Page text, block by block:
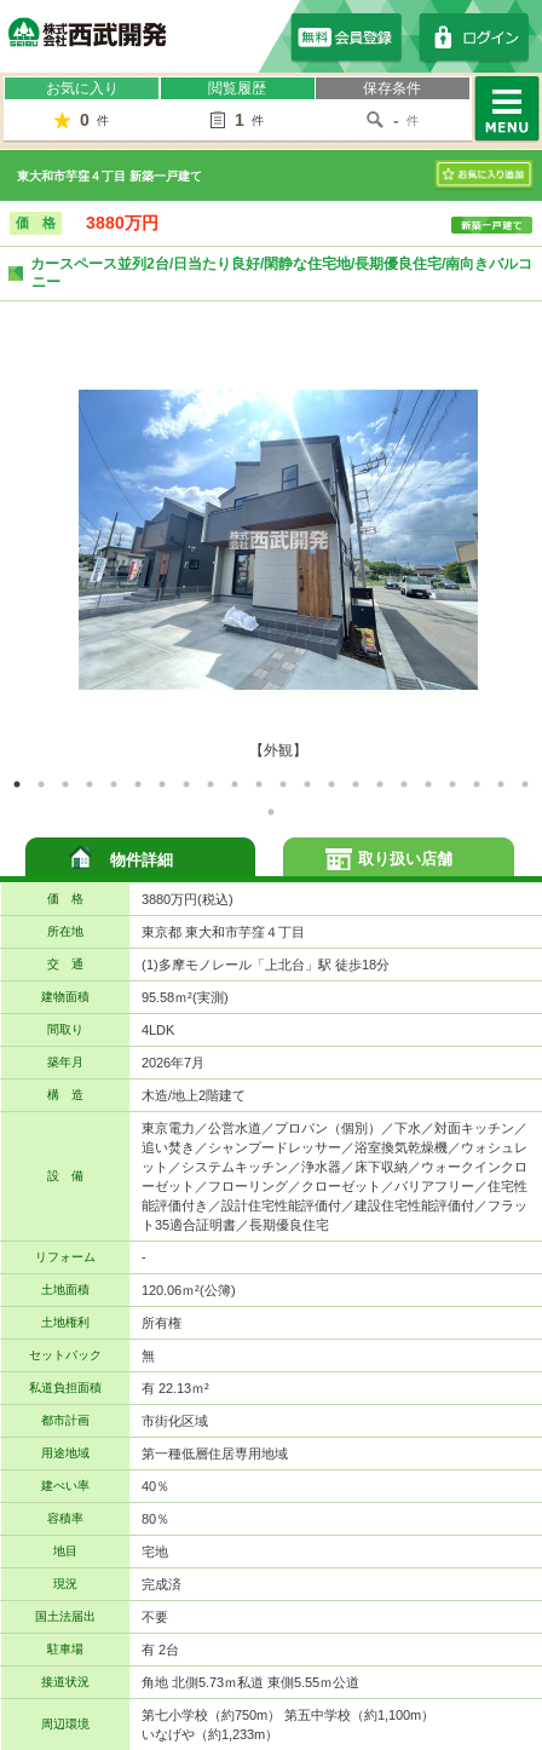
お気に入り
0 件
閲覧履歴
1 件
保存条件
- 件
MENU
東大和市芋窪４丁目 新築一戸建て
お気に入り
価 格 3880万円
カースペース並列2台/日当たり良好/閑静な住宅地/長期優良住宅/南向きバルコ
ニー
【外観】
物件詳細
価 格 3880万円(税込)
所在地 東京都 東大和市芋窪４丁目
交 通 (1)多摩モノレール「上北台」駅 徒歩18分
建物面積 95.58ｍ²(実測)
間取り 4LDK
築年月 2026年7月
構 造 木造/地上2階建て
設 備
東京電力／公営水道／プロパン（個別）／下水／対面キッチン／
追い焚き／シャンプードレッサー／浴室換気乾燥機／ウォシュレ
ット／システムキッチン／浄水器／床下収納／ウォークインクロ
ーゼット／フローリング／クローゼット／バリアフリー／住宅性
能評価付き／設計住宅性能評価付／建設住宅性能評価付／フラッ
ト35適合証明書／長期優良住宅
リフォーム -
土地面積 120.06ｍ²(公簿)
土地権利 所有権
セットバック 無
私道負担面積 有 22.13ｍ²
都市計画 市街化区域
用途地域 第一種低層住居専用地域
建ぺい率 40％
容積率 80％
地目 宅地
現況 完成済
国土法届出 不要
駐車場 有 2台
接道状況 角地 北側5.73ｍ私道 東側5.55ｍ公道
周辺環境
第七小学校（約750m） 第五中学校（約1,100m）
いなげや（約1,233m）
取り扱い店舗